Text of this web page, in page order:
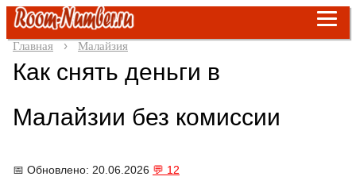
Главная Малайзия
Как снять деньги в
Малайзии без комиссии
📅 Обновлено: 20.06.2026 💬 12